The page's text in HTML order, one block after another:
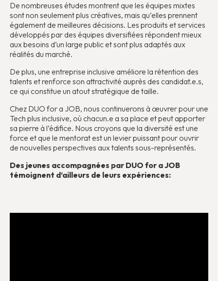
De nombreuses études montrent que les équipes mixtes
sont non seulement plus créatives, mais qu’elles prennent
également de meilleures décisions. Les produits et services
développés par des équipes diversifiées répondent mieux
aux besoins d’un large public et sont plus adaptés aux
réalités du marché.
De plus, une entreprise inclusive améliore la rétention des
talents et renforce son attractivité auprès des candidat.e.s,
ce qui constitue un atout stratégique de taille.
Chez DUO for a JOB, nous continuerons à œuvrer pour une
Tech plus inclusive, où chacun.e a sa place et peut apporter
sa pierre à l’édifice. Nous croyons que la diversité est une
force et que le mentorat est un levier puissant pour ouvrir
de nouvelles perspectives aux talents sous-représentés.
Des jeunes accompagnées par DUO for a JOB
témoignent d’ailleurs de leurs expériences: